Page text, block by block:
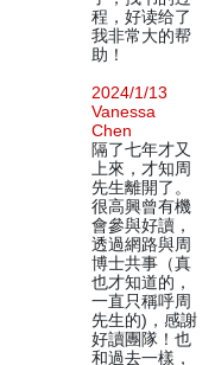
程，好读给了
我非常大的帮
助！
2024/1/13
Vanessa
Chen
隔了七年才又
上來，才知周
先生離開了。
很高興曾有機
會參與好讀，
透過網路與周
博士共事（真
也才知道的，
一直只稱呼周
先生的)，感謝
好讀團隊！也
和過去一樣，